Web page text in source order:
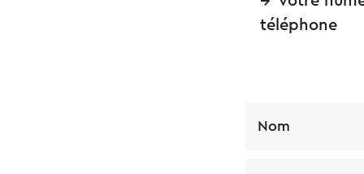
téléphone
Nom